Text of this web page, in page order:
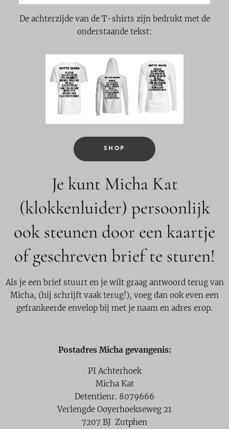
De achterzijde van de T-shirts zijn bedrukt met de
onderstaande tekst:
SHOP
Je kunt Micha Kat
(klokkenluider) persoonlijk
ook steunen door een kaartje
of geschreven brief te sturen!
Als je een brief stuurt en je wilt graag antwoord terug van
Micha, (hij schrijft vaak terug!), voeg dan ook even een
gefrankeerde envelop bij met je naam en adres erop.
Postadres Micha gevangenis:
PI Achterhoek
Micha Kat
Detentienr. 8079666
Verlengde Ooyerhoekseweg 21
7207 BJ Zutphen